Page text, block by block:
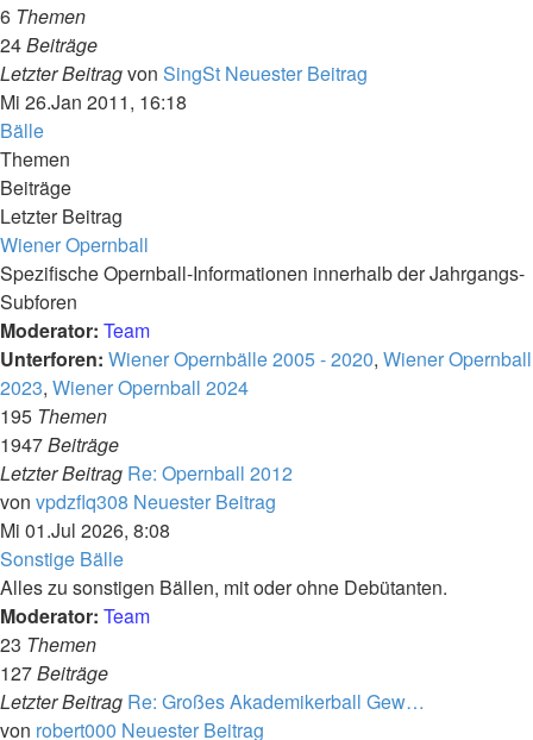
6 Themen
24Beiträge
Letzter Beitragvon SingSt Neuester Beitrag
Mi 26.Jan 2011, 16:18
Bälle
Themen
Beiträge
Letzter Beitrag
Wiener Opernball
Spezifische Opernball-Informationen innerhalb der Jahrgangs-
Subforen
Moderator: Team
Unterforen: Wiener Opernbälle 2005 - 2020, Wiener Opernball
2023, Wiener Opernball 2024
195 Themen
1947Beiträge
Letzter Beitrag Re: Opernball 2012
von vpdzflq308 Neuester Beitrag
Mi 01.Jul 2026, 8:08
Sonstige Bälle
Alles zu sonstigen Bällen, mit oder ohne Debütanten.
Moderator: Team
23 Themen
127Beiträge
Letzter Beitrag Re: Großes Akademikerball Gew…
von robert000 Neuester Beitrag